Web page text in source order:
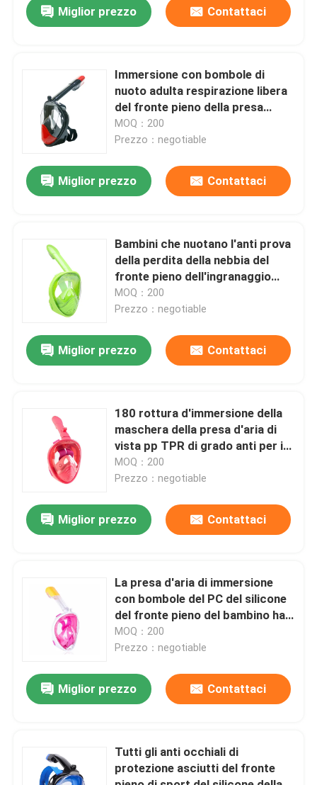
Prodotti
Circa noi
Giro della fabbrica
Notizia
Richieda una citazione
Occhiali di protezione degli occhiali di protezione
Miglior prezzo Contattaci
Immersione con bombole di
nuoto adulta respirazione libera
del fronte pieno della presa
d'aria da 180 gradi
MOQ：200
Prezzo：negotiable
Miglior prezzo Contattaci
Bambini che nuotano l'anti prova
della perdita della nebbia del
fronte pieno dell'ingranaggio
staccabile della presa d'aria
MOQ：200
Prezzo：negotiable
Miglior prezzo Contattaci
180 rottura d'immersione della
maschera della presa d'aria di
vista pp TPR di grado anti per i
bambini
MOQ：200
Prezzo：negotiable
Miglior prezzo Contattaci
La presa d'aria di immersione
con bombole del PC del silicone
del fronte pieno del bambino ha
messo Freediving liquido
MOQ：200
Prezzo：negotiable
Miglior prezzo Contattaci
Tutti gli anti occhiali di
protezione asciutti del fronte